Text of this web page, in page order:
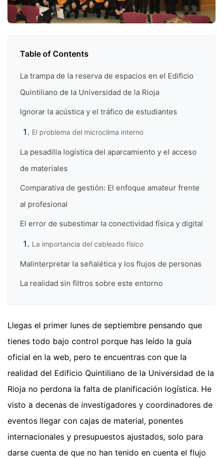
Table of Contents
La trampa de la reserva de espacios en el Edificio
Quintiliano de la Universidad de la Rioja
Ignorar la acústica y el tráfico de estudiantes
El problema del microclima interno
La pesadilla logística del aparcamiento y el acceso
de materiales
Comparativa de gestión: El enfoque amateur frente
al profesional
El error de subestimar la conectividad física y digital
La importancia del cableado físico
Malinterpretar la señalética y los flujos de personas
La realidad sin filtros sobre este entorno
Llegas el primer lunes de septiembre pensando que
tienes todo bajo control porque has leído la guía
oficial en la web, pero te encuentras con que la
realidad del Edificio Quintiliano de la Universidad de la
Rioja no perdona la falta de planificación logística. He
visto a decenas de investigadores y coordinadores de
eventos llegar con cajas de material, ponentes
internacionales y presupuestos ajustados, solo para
darse cuenta de que no han tenido en cuenta el flujo